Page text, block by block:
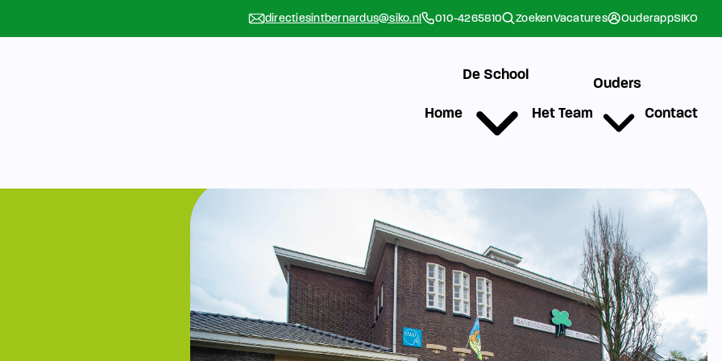
directiesintbernardus@siko.nl 010-4265810 ZoekenVacatures OuderappSIKO
Home
De School
Het Team
Ouders
Contact